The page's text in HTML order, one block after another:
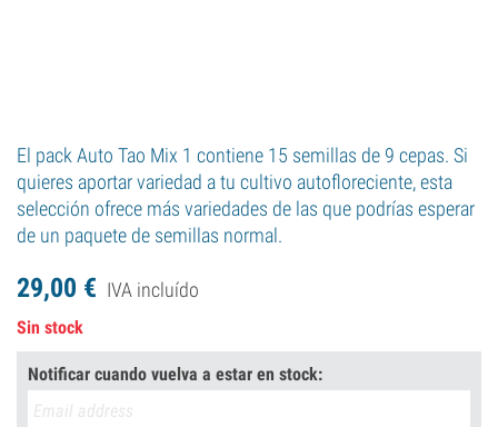
El pack Auto Tao Mix 1 contiene 15 semillas de 9 cepas. Si
quieres aportar variedad a tu cultivo autofloreciente, esta
selección ofrece más variedades de las que podrías esperar
de un paquete de semillas normal.
29,00 € IVA incluído
Sin stock
Notificar cuando vuelva a estar en stock: